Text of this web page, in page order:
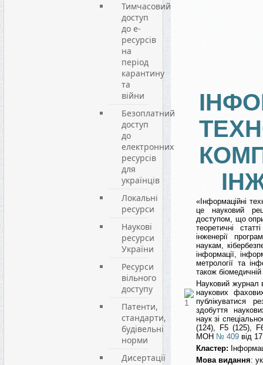
Тимчасовий
доступ
до е-
ресурсів
на
період
карантину
та
війни
Безоплатний
доступ
до
електронних
ресурсів
для
українців
Локальні
ресурси
Наукові
ресурси
України
Ресурси
вільного
доступу
Патенти,
стандарти,
будівельні
норми
Дисертації
«Інформаційні
це науковий
доступом, що
теоретичні
інженерії
наукам,
інформації,
метрології та
також біомедичній
Науковий журнал
наукових
публікуватися
здобуття
наук зі
(124), F5 (125),
МОН № 409 від
Кластер:
Мова видання: